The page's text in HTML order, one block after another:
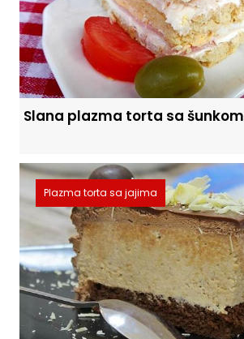
Slana plazma torta sa šunkom
Plazma torta sa jajima